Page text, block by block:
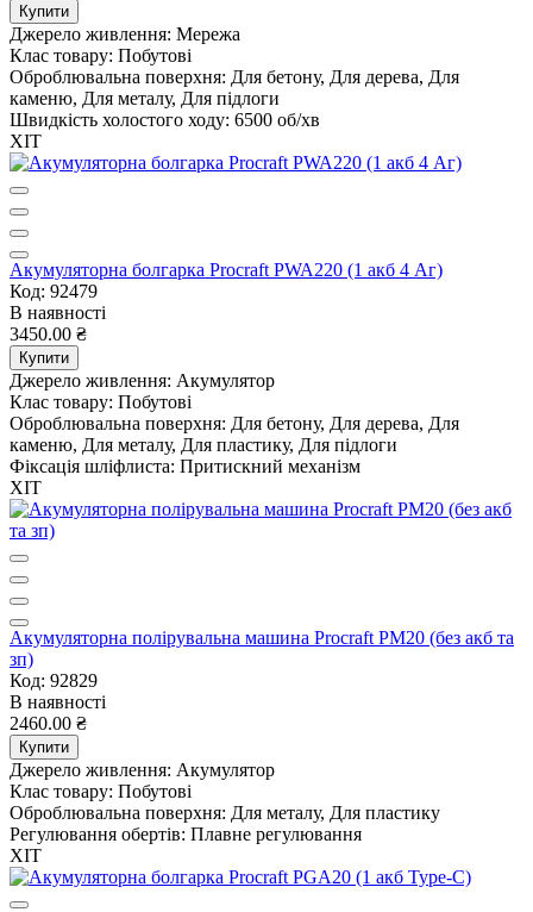
Купити
Джерело живлення: Мережа
Клас товару: Побутові
Оброблювальна поверхня: Для бетону, Для дерева, Для
каменю, Для металу, Для підлоги
Швидкість холостого ходу: 6500 об/хв
ХІТ
Акумуляторна болгарка Procraft PWA220 (1 акб 4 Аг)
Код: 92479
В наявності
3450.00 ₴
Купити
Джерело живлення: Акумулятор
Клас товару: Побутові
Оброблювальна поверхня: Для бетону, Для дерева, Для
каменю, Для металу, Для пластику, Для підлоги
Фіксація шліфлиста: Притискний механізм
ХІТ
Акумуляторна полірувальна машина Procraft PM20 (без акб та
зп)
Код: 92829
В наявності
2460.00 ₴
Купити
Джерело живлення: Акумулятор
Клас товару: Побутові
Оброблювальна поверхня: Для металу, Для пластику
Регулювання обертів: Плавне регулювання
ХІТ